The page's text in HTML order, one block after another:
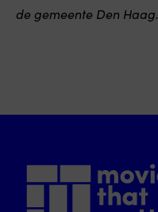
de gemeente Den Haag.